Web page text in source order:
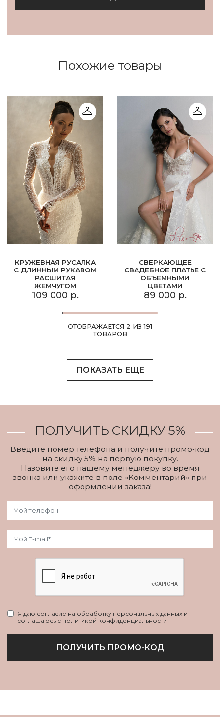
Похожие товары
КРУЖЕВНАЯ РУСАЛКА
С ДЛИННЫМ РУКАВОМ
РАСШИТАЯ
ЖЕМЧУГОМ
109 000 р.
СВЕРКАЮЩЕЕ
СВАДЕБНОЕ ПЛАТЬЕ С
ОБЪЕМНЫМИ
ЦВЕТАМИ
89 000 р.
ОТОБРАЖАЕТСЯ 2 ИЗ 191
ТОВАРОВ
ПОКАЗАТЬ ЕЩЕ
ПОЛУЧИТЬ СКИДКУ 5%
Введите номер телефона и получите промо-код
на скидку 5% на первую покупку.
Назовите его нашему менеджеру во время
звонка или укажите в поле «Комментарий» при
оформлении заказа!
Я даю согласие на обработку персональных данных и
соглашаюсь с политикой конфиденциальности
ПОЛУЧИТЬ ПРОМО-КОД